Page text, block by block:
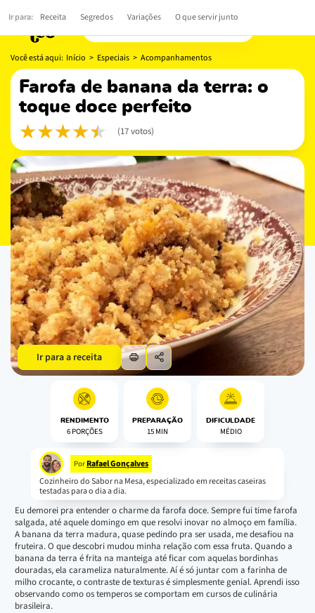
Você está aqui: Início > Especiais > Acompanhamentos
farofa de banana da terra: o
toque doce perfeito
(17 votos)
Ir para a receita
RENDIMENTO
6 PORÇÕES
PREPARAÇÃO
15 MIN
DIFICULDADE
MÉDIO
Por Rafael Gonçalves
Cozinheiro do Sabor na Mesa, especializado em receitas caseiras
testadas para o dia a dia.
Eu demorei pra entender o charme da farofa doce. Sempre fui time farofa
salgada, até aquele domingo em que resolvi inovar no almoço em família.
A banana da terra madura, quase pedindo pra ser usada, me desafiou na
fruteira. O que descobri mudou minha relação com essa fruta. Quando a
banana da terra é frita na manteiga até ficar com aquelas bordinhas
douradas, ela carameliza naturalmente. Aí é só juntar com a farinha de
milho crocante, o contraste de texturas é simplesmente genial. Aprendi isso
observando como os temperos se comportam em cursos de culinária
brasileira.
Ir para: Receita Segredos Variações O que servir junto